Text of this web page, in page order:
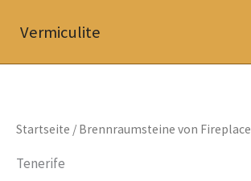
InhaltVermiculite
Startseite / Brennraumsteine von Fireplace
Tenerife